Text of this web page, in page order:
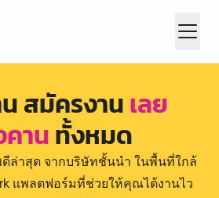
สมัครงานเลย
คานทั้งหมด
ล่าสุด จากบริษัทชั้นนำ ในพื้นที่ใกล้
แพลตฟอร์มที่ช่วยให้คุณได้งานไว